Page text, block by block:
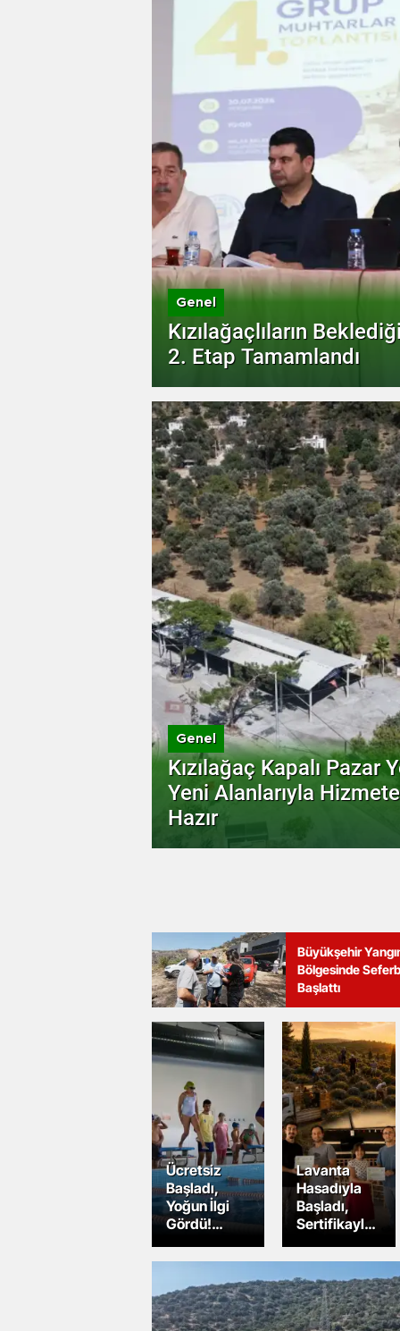
Genel
Kızılağaçlıların
2. Etap Tamamlandı
Genel
Kızılağaç Kapalı Pazar
Yeni Alanlarıyla Hizmete
Hazır
Büyükşehir
Bölgesinde
Başlattı
Ücretsiz
Başladı,
Yoğun İlgi
Gördü!
Kursları
Ediyor
Lavanta
Hasadıyla
Başladı,
Sertifikayla